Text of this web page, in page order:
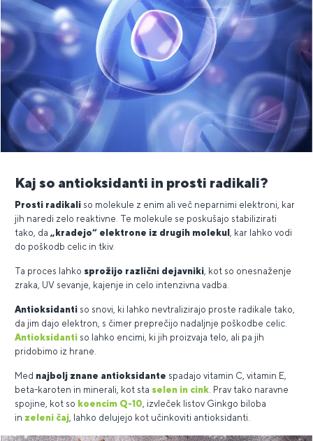
Kaj so antioksidanti in prosti radikali?
Prosti radikali so molekule z enim ali več neparnimi elektroni, kar
jih naredi zelo reaktivne. Te molekule se poskušajo stabilizirati
tako, da „kradejo“ elektrone iz drugih molekul
, kar lahko vodi
do poškodb celic in tkiv.
Ta proces lahko sprožijo različni dejavniki , kot so onesnaženje
zraka, UV sevanje, kajenje in celo intenzivna vadba.
Antioksidanti so snovi, ki lahko nevtralizirajo proste radikale tako,
da jim dajo elektron, s čimer preprečijo nadaljnje poškodbe celic.
Antioksidanti so lahko encimi, ki jih proizvaja telo, ali pa jih
pridobimo iz hrane.
Med najbolj znane antioksidante spadajo vitamin C, vitamin E,
beta-karoten in minerali, kot sta selen in cink Prav tako naravne
spojine, kot so koencim Q-10 , izvleček listov Ginkgo biloba
in zeleni čaj , lahko delujejo kot učinkoviti antioksidanti.